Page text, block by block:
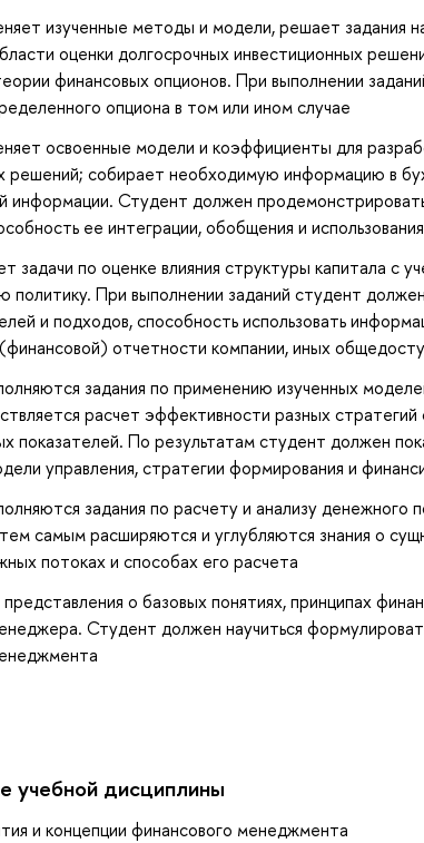
изученные методы и модели, решает задания
оценки долгосрочных инвестиционных
финансовых опционов. При выполнении
опциона в том или ином случае
освоенные модели и коэффициенты для
решений; собирает необходимую информацию в
информации. Студент должен
ее интеграции, обобщения и
задачи по оценке влияния структуры капитала с
политику. При выполнении заданий студент
и подходов, способность использовать
отчетности компании, иных
задания по применению изученных
расчет эффективности разных
показателей. По результатам студент должен
управления, стратегии формирования и
задания по расчету и анализу денежного
самым расширяются и углубляются знания о
потоках и способах его расчета
о базовых понятиях, принципах
Студент должен научиться
учебной дисциплины
и концепции финансового менеджмента